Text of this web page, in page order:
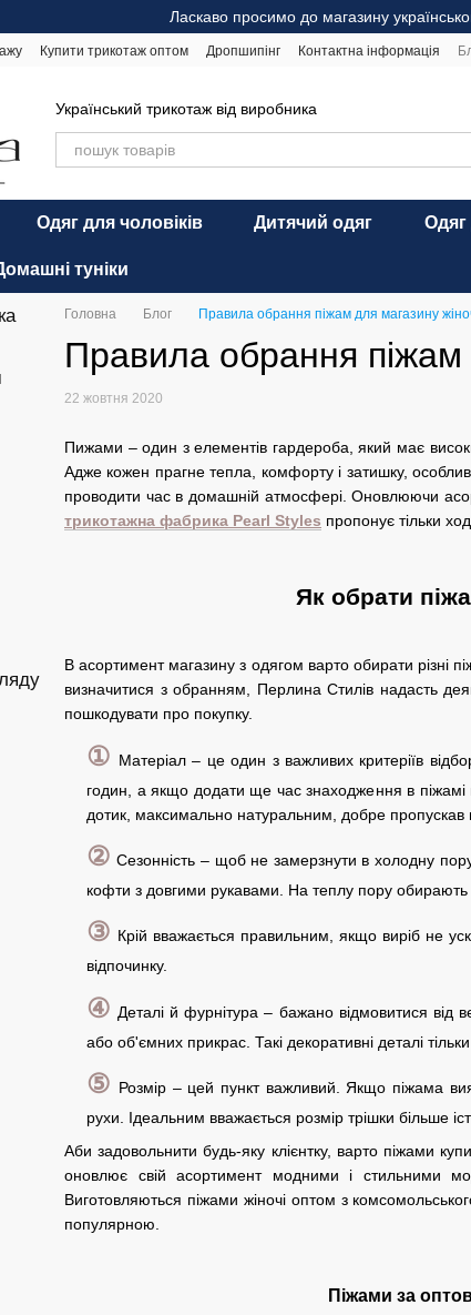
Ласкаво просимо до магазину
Купити трикотаж оптом Дропшипінг Контактна інформація
Український трикотаж від виробника
Одяг для чоловіків Дитячий одяг Одяг
туніки
Головна Блог Правила обрання піжам для магазину
Правила обрання піжам
22 жовтня 2020
Пижами – один з елементів гардероба, який має
Адже кожен прагне тепла, комфорту і затишку,
проводити час в домашній атмосфері. Оновлюючи
трикотажна фабрика Pearl Styles пропонує тільки
Як обрати
В асортимент магазину з одягом варто обирати різні
визначитися з обранням, Перлина Стилів надасть
пошкодувати про покупку.
① Матеріал – це один з важливих критеріїв
годин, а якщо додати ще час знаходження в
дотик, максимально натуральним, добре пропускав
② Сезонність – щоб не замерзнути в холодну
кофти з довгими рукавами. На теплу пору обирають
③ Крій вважається правильним, якщо виріб не
відпочинку.
④ Деталі й фурнітура – бажано відмовитися від
або об'ємних прикрас. Такі декоративні деталі
⑤ Розмір – цей пункт важливий. Якщо піжама
рухи. Ідеальним вважається розмір трішки більше
Аби задовольнити будь-яку клієнтку, варто піжами
оновлює свій асортимент модними і стильними
Виготовляються піжами жіночі оптом з
популярною.
Піжами за